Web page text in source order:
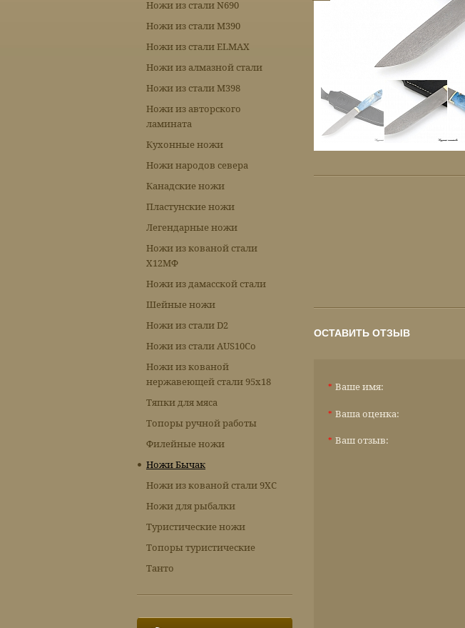
ОСТАВИТЬ ОТЗЫВ
Ваше имя:
*
Ваша оценка:
*
Ваш отзыв:
*
Ножи из стали N690
Ножи из стали М390
Ножи из стали ELMAX
Ножи из алмазной стали
Ножи из стали М398
Ножи из авторского
ламината
Кухонные ножи
Ножи народов севера
Канадские ножи
Пластунские ножи
Легендарные ножи
Ножи из кованой стали
Х12МФ
Ножи из дамасской стали
Шейные ножи
Ножи из стали D2
Ножи из стали AUS10Co
Ножи из кованой
нержавеющей стали 95х18
Тяпки для мяса
Топоры ручной работы
Филейные ножи
Ножи Бычак
Ножи из кованой стали 9ХС
Ножи для рыбалки
Туристические ножи
Топоры туристические
Танто